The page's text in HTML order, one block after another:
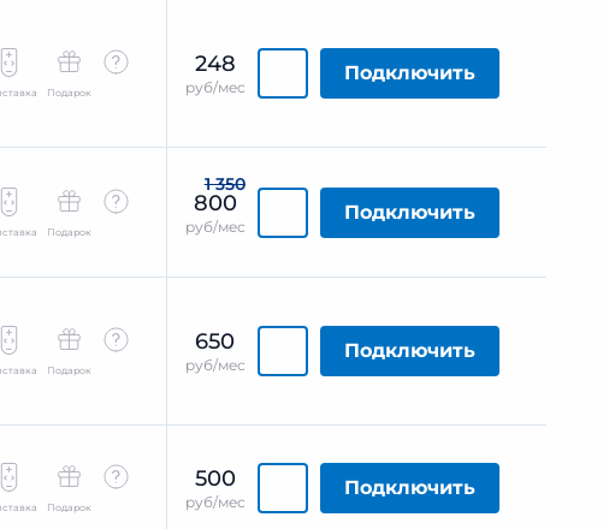
Подарок
248
руб/мес
Подключить
Подарок
1 350
800
руб/мес
Подключить
Подарок
650
руб/мес
Подключить
Подарок
500
руб/мес
Подключить